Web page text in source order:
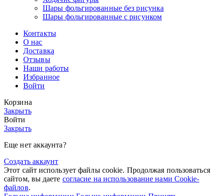
Шары фольгированные без рисунка
Шары фольгированные с рисунком
Контакты
О нас
Доставка
Отзывы
Наши работы
Избранное
Войти
Корзина
Закрыть
Войти
Закрыть
Еще нет аккаунта?
Создать аккаунт
Этот сайт использует файлы cookie. Продолжая пользоваться
сайтом, вы даете согласие на использование нами Cookie-
файлов.